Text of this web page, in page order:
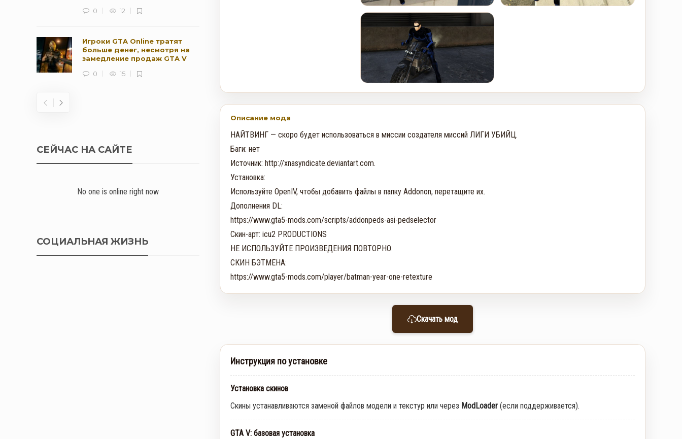
0
12
Игроки GTA Online тратят
больше денег, несмотря на
замедление продаж GTA V
0
15
СЕЙЧАС НА САЙТЕ
No one is online right now
СОЦИАЛЬНАЯ ЖИЗНЬ
Описание мода
НАЙТВИНГ — скоро будет использоваться в миссии создателя миссий ЛИГИ УБИЙЦ.
Баги: нет
Источник: http://xnasyndicate.deviantart.com.
Установка:
Используйте OpenIV, чтобы добавить файлы в папку Addonon, перетащите их.
Дополнения DL:
https://www.gta5-mods.com/scripts/addonpeds-asi-pedselector
Скин-арт: icu2 PRODUCTIONS
НЕ ИСПОЛЬЗУЙТЕ ПРОИЗВЕДЕНИЯ ПОВТОРНО.
СКИН БЭТМЕНА:
https://www.gta5-mods.com/player/batman-year-one-retexture
Скачать мод
Инструкция по установке
Установка скинов
Скины устанавливаются заменой файлов модели и текстур или через ModLoader(если поддерживается).
GTA V: базовая установка